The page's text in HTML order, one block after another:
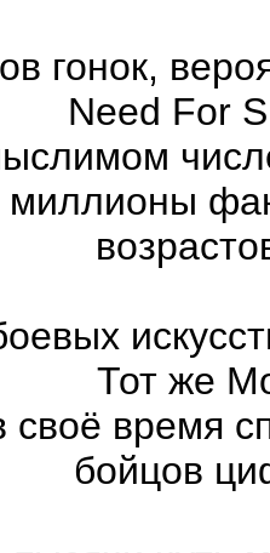
гонок,
Need For
миллионы
Тот же
время
бойцов